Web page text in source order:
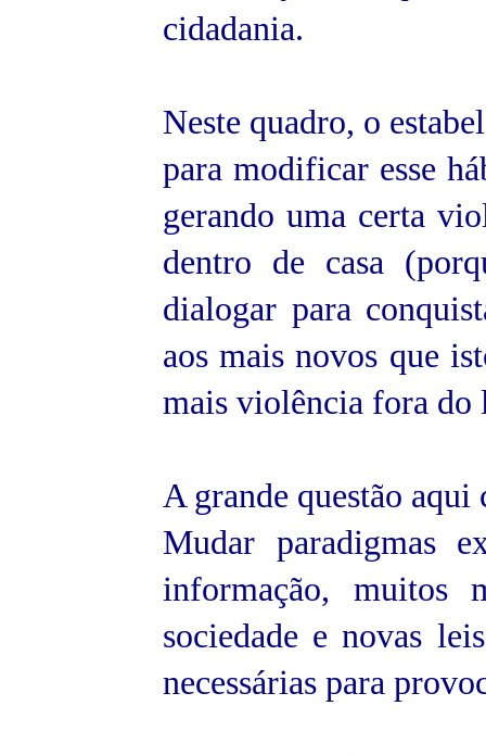
cidadania.
Neste quadro, o
para modificar esse
gerando uma certa
dentro de casa
dialogar para
aos mais novos que
mais violência fora do
A grande questão aqui
Mudar paradigmas
informação, muitos
sociedade e novas
necessárias para